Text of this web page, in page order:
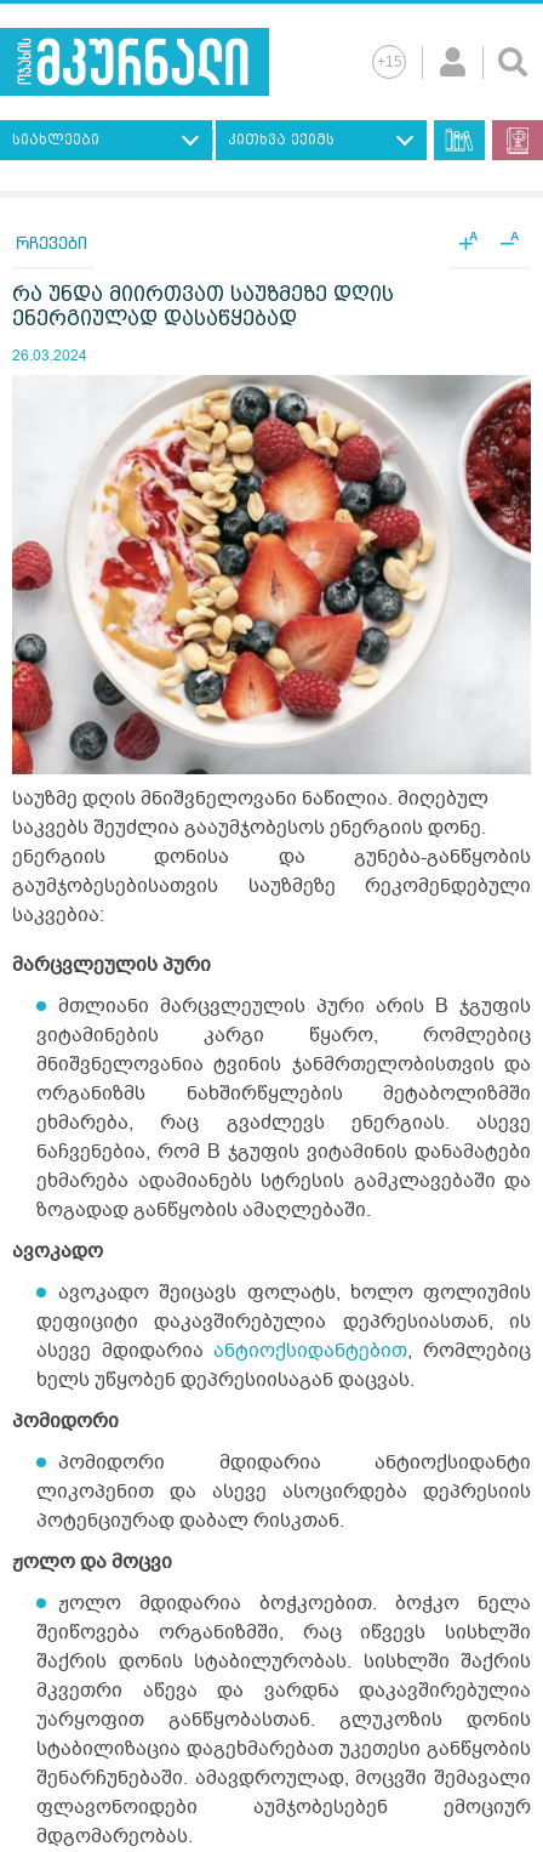
სიახლეები კითხვა ექიმს
რჩევები +A −A
რა უნდა მიირთვათ საუზმეზე დღის
ენერგიულად დასაწყებად
26.03.2024
საუზმე დღის მნიშვნელოვანი ნაწილია. მიღებულ
საკვებს შეუძლია გააუმჯობესოს ენერგიის დონე.
ენერგიის დონისა და გუნება-განწყობის
გაუმჯობესებისათვის საუზმეზე რეკომენდებული
საკვებია:
მარცვლეულის პური
მთლიანი მარცვლეულის პური არის B ჯგუფის
ვიტამინების კარგი წყარო, რომლებიც
მნიშვნელოვანია ტვინის ჯანმრთელობისთვის და
ორგანიზმს ნახშირწყლების მეტაბოლიზმში
ეხმარება, რაც გვაძლევს ენერგიას. ასევე
ნაჩვენებია, რომ B ჯგუფის ვიტამინის დანამატები
ეხმარება ადამიანებს სტრესის გამკლავებაში და
ზოგადად განწყობის ამაღლებაში.
ავოკადო
ავოკადო შეიცავს ფოლატს, ხოლო ფოლიუმის
დეფიციტი დაკავშირებულია დეპრესიასთან, ის
ასევე მდიდარიაანტიოქსიდანტებით, რომლებიც
ხელს უწყობენ დეპრესიისაგან დაცვას.
პომიდორი
პომიდორი მდიდარია ანტიოქსიდანტი
ლიკოპენით და ასევე ასოცირდება დეპრესიის
პოტენციურად დაბალ რისკთან.
ჟოლო და მოცვი
ჟოლო მდიდარია ბოჭკოებით. ბოჭკო ნელა
შეიწოვება ორგანიზმში, რაც იწვევს სისხლში
შაქრის დონის სტაბილურობას. სისხლში შაქრის
მკვეთრი აწევა და ვარდნა დაკავშირებულია
უარყოფით განწყობასთან. გლუკოზის დონის
სტაბილიზაცია დაგეხმარებათ უკეთესი განწყობის
შენარჩუნებაში. ამავდროულად, მოცვში შემავალი
ფლავონოიდები აუმჯობესებენ ემოციურ
მდგომარეობას.